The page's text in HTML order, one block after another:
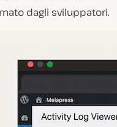
dagli sviluppatori.